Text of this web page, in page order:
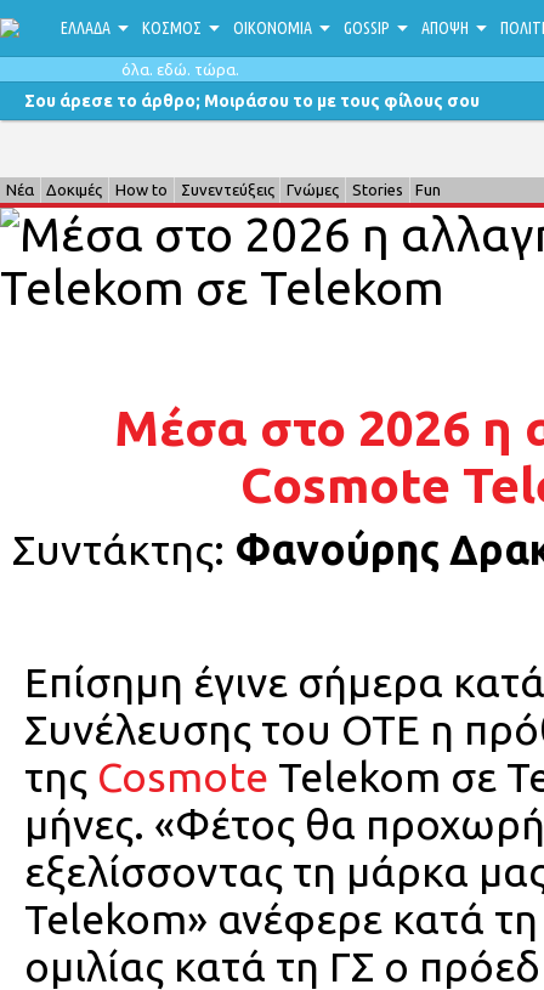
ΕΛΛΑΔΑ ΚΟΣΜΟΣ ΟΙΚΟΝΟΜΙΑ GOSSIP ΑΠΟΨΗ
όλα. εδώ. τώρα.
Σου άρεσε το άρθρο; Μοιράσου το με τους φίλους σου